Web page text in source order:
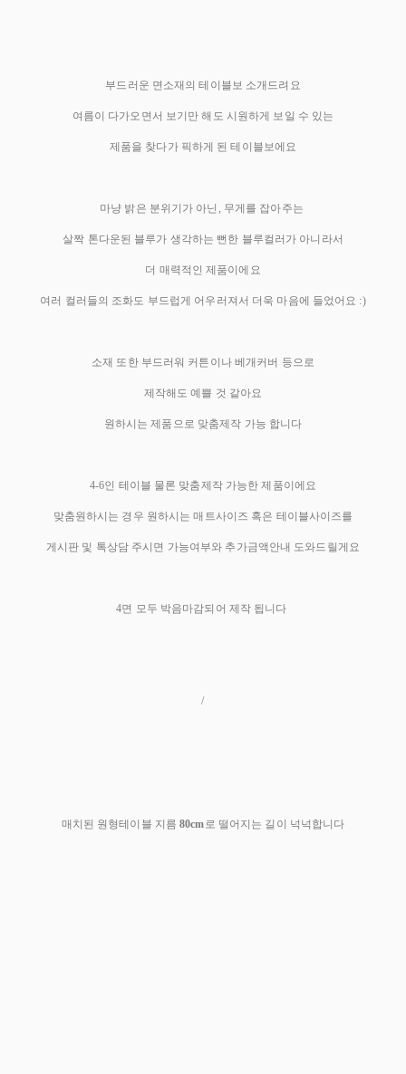
부드러운 면소재의 테이블보 소개드려요
여름이 다가오면서 보기만 해도 시원하게 보일 수 있는
제품을 찾다가 픽하게 된 테이블보에요
마냥 밝은 분위기가 아닌, 무게를 잡아주는
살짝 톤다운된 블루가 생각하는 뻔한 블루컬러가 아니라서
더 매력적인 제품이에요
여러 컬러들의 조화도 부드럽게 어우러져서 더욱 마음에 들었어요 :)
소재 또한 부드러워 커튼이나 베개커버 등으로
제작해도 예쁠 것 같아요
원하시는 제품으로 맞춤제작 가능 합니다
4-6인 테이블 물론 맞춤제작 가능한 제품이에요
맞춤원하시는 경우 원하시는 매트사이즈 혹은 테이블사이즈를
게시판 및 톡상담 주시면 가능여부와 추가금액안내 도와드릴게요
4면 모두 박음마감되어 제작 됩니다
/
매치된 원형테이블 지름80cm 로 떨어지는 길이 넉넉합니다